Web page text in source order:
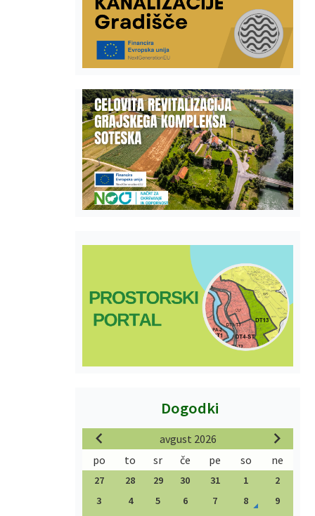
Dogodki
avgust 2026
po
to sr če pe so ne
27 28 29 30 31 1
2
3
4 5 6 7 8
9